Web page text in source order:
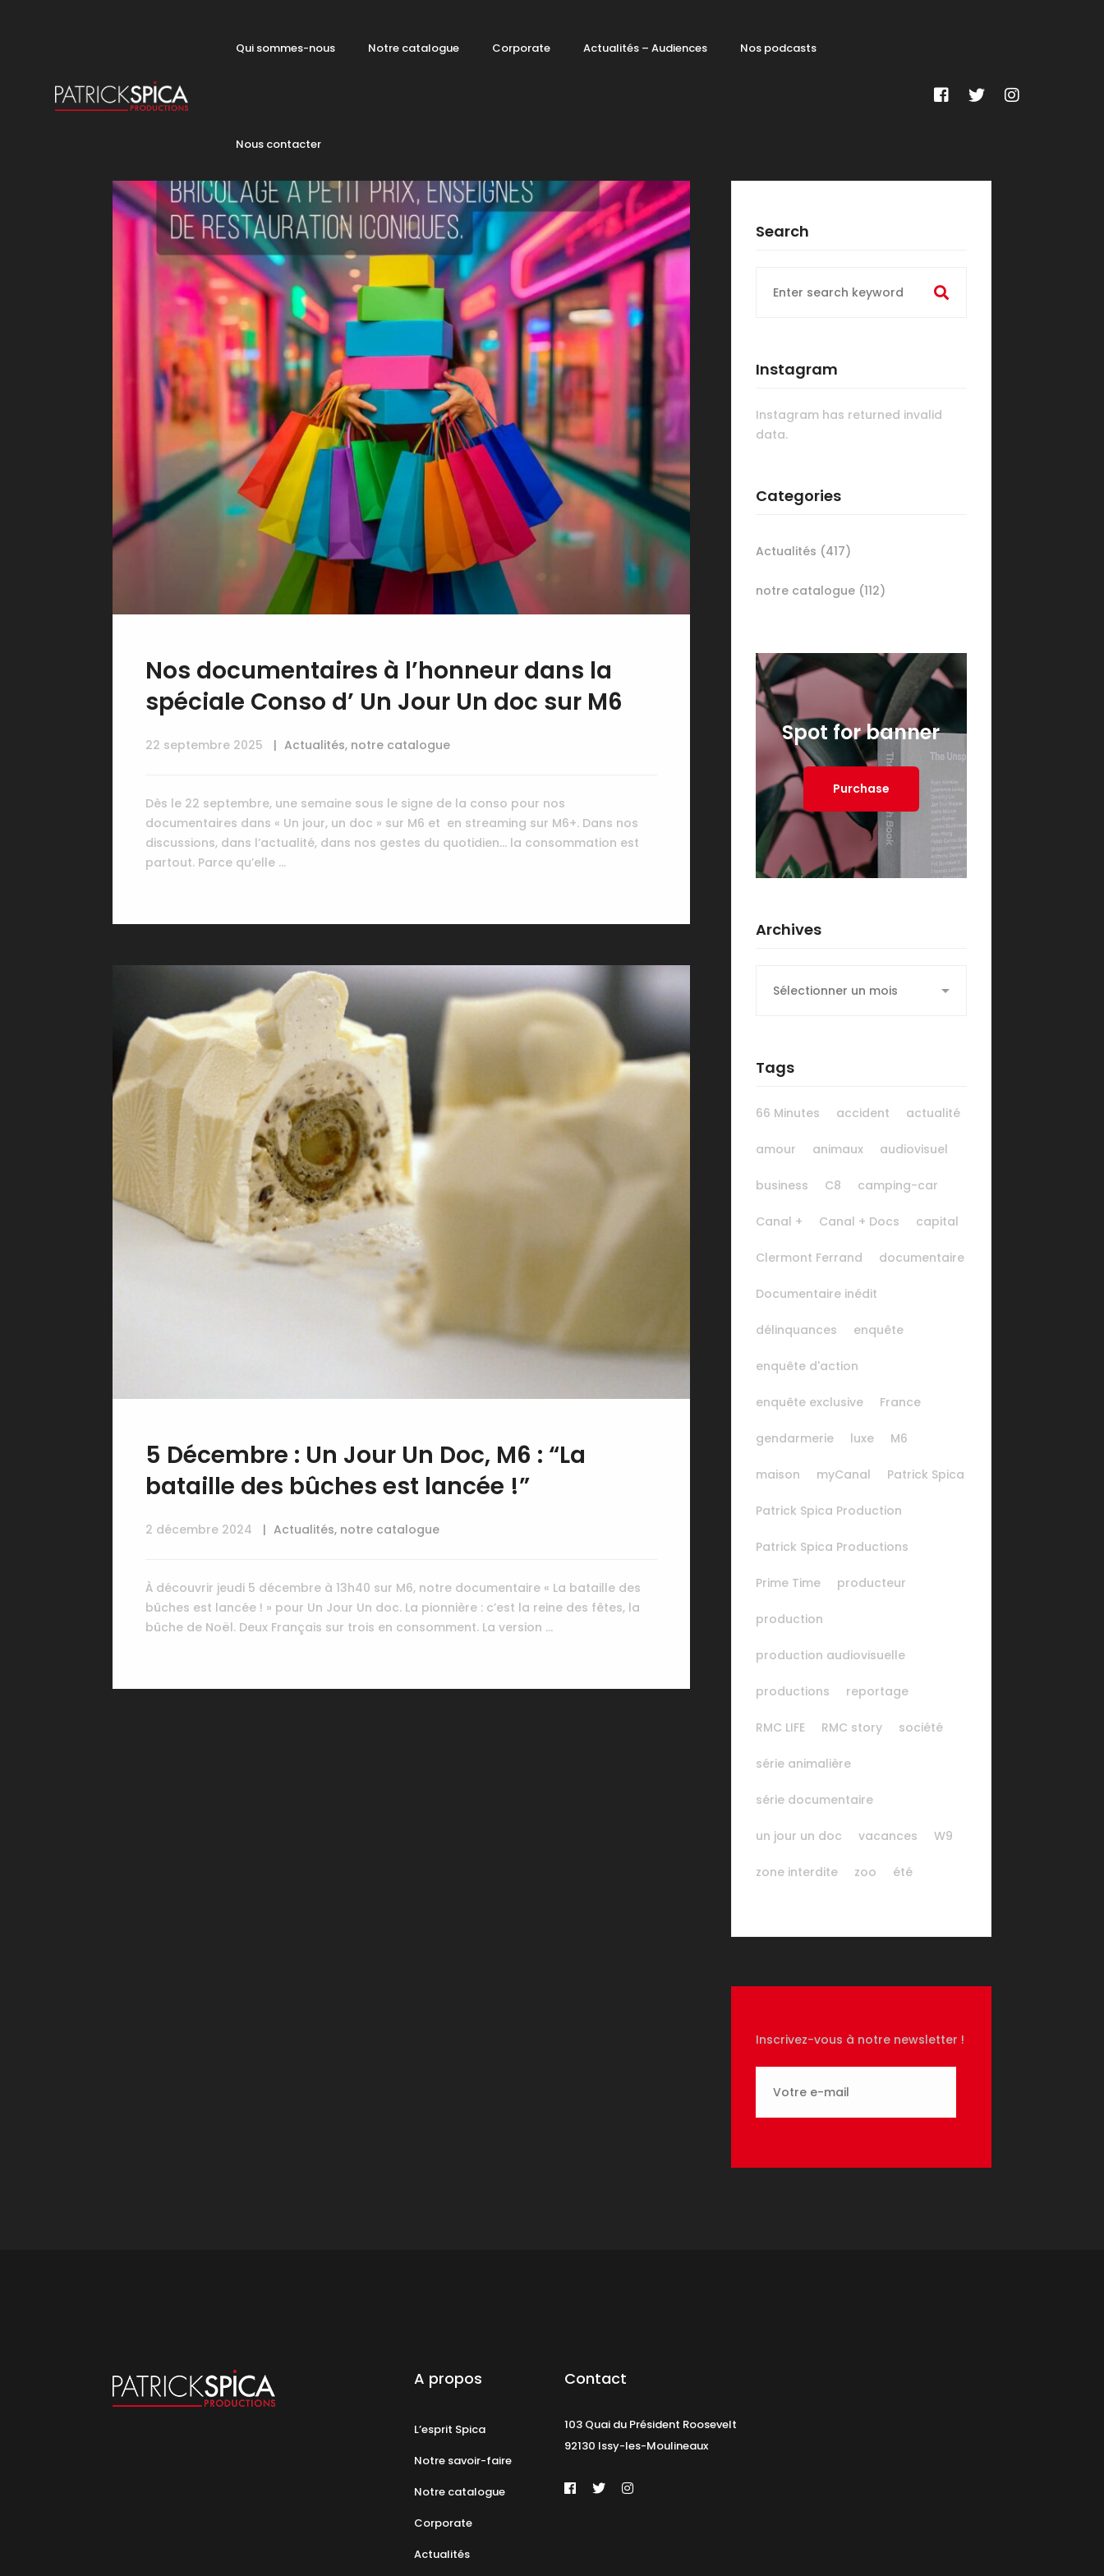
Qui sommes-nous Notre catalogue Corporate Actualités – Audiences Nos podcasts
Nous contacter
Nos documentaires à l’honneur dans la
spéciale Conso d’ Un Jour Un doc sur M6
22 septembre 2025 Actualités, notre catalogue
Dès le 22 septembre, une semaine sous le signe de la conso pour nos
documentaires dans « Un jour, un doc » sur M6 et en streaming sur M6+. Dans nos
discussions, dans l’actualité, dans nos gestes du quotidien… la consommation est
partout. Parce qu’elle …
5 Décembre : Un Jour Un Doc, M6 : “La
bataille des bûches est lancée !”
2 décembre 2024 Actualités, notre catalogue
À découvrir jeudi 5 décembre à 13h40 sur M6, notre documentaire « La bataille des
bûches est lancée ! » pour Un Jour Un doc. La pionnière : c’est la reine des fêtes, la
bûche de Noël. Deux Français sur trois en consomment. La version …
Search
for:
Instagram
Instagram has returned invalid
data.
Categories
Actualités (417)
notre catalogue (112)
Spot for banner
Purchase
Archives
Tags
66 Minutes accident actualité
amour animaux audiovisuel
business C8 camping-car
Canal + Canal + Docs capital
Clermont Ferrand documentaire
Documentaire inédit
délinquances enquête
enquête d'action
enquête exclusive France
gendarmerie luxe M6
maison myCanal Patrick Spica
Patrick Spica Production
Patrick Spica Productions
Prime Time producteur
production
production audiovisuelle
productions reportage
RMC LIFE RMC story société
série animalière
série documentaire
un jour un doc vacances W9
zone interdite zoo été
Inscrivez-vous à notre newsletter !
A propos
L’esprit Spica
Notre savoir-faire
Notre catalogue
Corporate
Actualités
Contact
103 Quai du Président Roosevelt
92130 Issy-les-Moulineaux